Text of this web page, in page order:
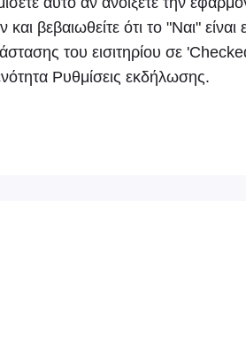
βεβαιωθείτε ότι το "Ναι" είναι
του εισιτηρίου σε
Ρυθμίσεις εκδήλωσης.